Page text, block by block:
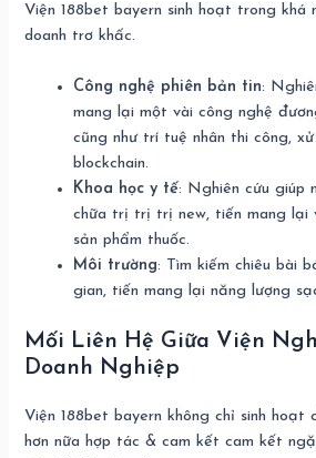
Viện 188bet bayern sinh hoạt trong khá
doanh trơ khấc.
Công nghệ phiên bản tin:
mang lại một vài công nghệ
cũng như trí tuệ nhân thi công,
blockchain.
Khoa học y tế: Nghiên cứu giúp
chữa trị trị trị new, tiến mang lại
sản phẩm thuốc.
Môi trường: Tìm kiếm chiêu bài
gian, tiến mang lại năng lượng
Mối Liên Hệ Giữa Viện
Doanh Nghiệp
Viện 188bet bayern không chỉ sinh hoạt
hơn nữa hợp tác & cam kết cam kết